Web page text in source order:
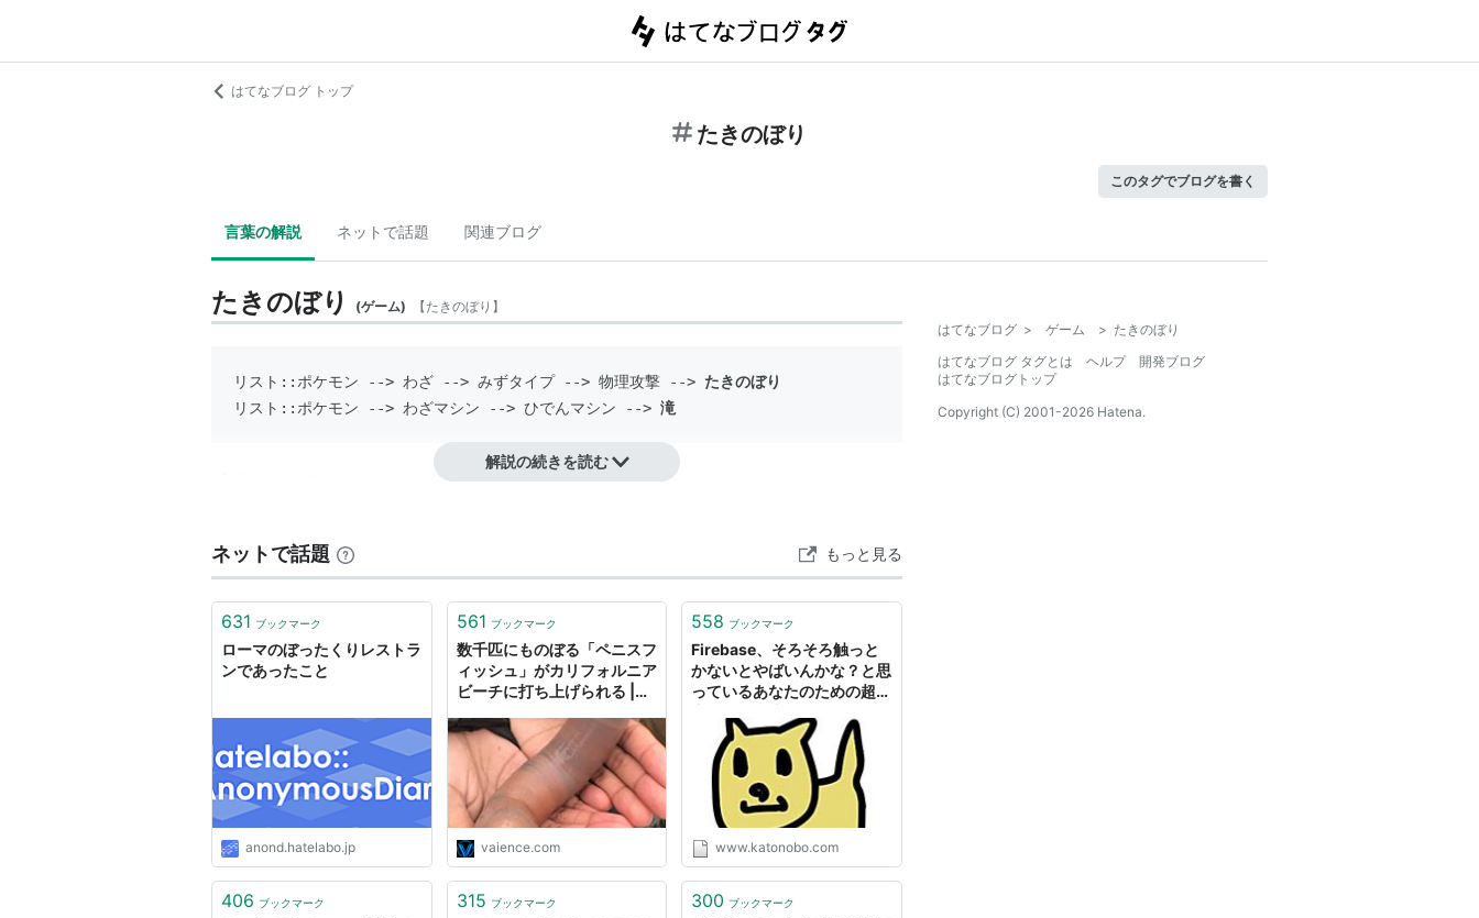
はてなブログ トップ
たきのぼり
このタグでブログを書く
言葉の解説 ネットで話題 関連ブログ
たきのぼり (ゲーム) 【たきのぼり 】
リスト::ポケモン --> わざ --> みずタイプ --> 物理攻撃 --> たきのぼり
リスト::ポケモン --> わざマシン --> ひでんマシン --> 滝
『ポケットモンスター』シリーズに登場するわざの1つ。
命中 100 種類 物理
PP 15 相手1体
効果
第4世代〜 2割の確率で相手をひるませる
第2世代『金・銀』から秘伝技となり、フィールドの滝を上り下りできるようになっ
た。
第4世代『ダイヤモンド・パール』で物理技となり、特殊技の「なみのり」と差別化さ
れ、20%の確率でひるませる追加効果も追加されたためバトルでの使用機会も増えてい
解説の続きを読む
ネットで話題 もっと見る
631 ブックマーク
ローマのぼったくりレストラ
ンであったこと
anond.hatelabo.jp
561 ブックマーク
数千匹にものぼる「ペニスフ
ィッシュ」がカリフォルニア
ビーチに打ち上げられる |
vaience.com
558 ブックマーク
Firebase、そろそろ触っと
かないとやばいんかな？と思
っているあなたのための超基
立つサイトまとめ - かとのぼ
のマイコード・マイライフ
www.katonobo.com
406 ブックマーク 315 ブックマーク 300 ブックマーク
はてなブログ > ゲーム > たきのぼり
はてなブログ タグとは
ヘルプ
開発ブログ
はてなブログトップ
Copyright (C) 2001-2026 Hatena.